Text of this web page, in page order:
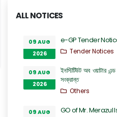
ALL NOTICES
09 AUG
2026
e-GP Tender
Tender Notices
09 AUG
2026
ইনস্টিটিউট অব ওয়াটার
সংক্রান্ত
Others
09 AUG
GO of Mr. Merazul